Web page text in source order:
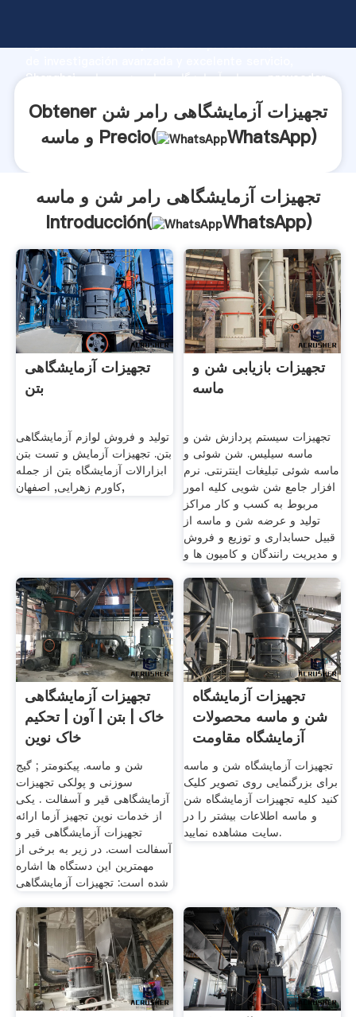
Agarrando fuerte capacidad de producción, fuerza
Shanghai تجهیزات آزمایشگاهی رامر شن و ماسه proveedor
Obtener تجهیزات آزمایشگاهی رامر شن
و ماسه Precio(
WhatsApp)
تجهیزات آزمایشگاهی رامر شن و ماسه
Introducción(
WhatsApp)
تجهیزات آزمایشگاهی
بتن
تولید و فروش لوازم آزمایشگاهی
بتن. تجهیزات آزمایش و تست بتن
ابزارالات آزمایشگاه بتن از جمله
کاورم زهرایی, اصفهان,
تجهیزات بازیابی شن و
ماسه
تجهیزات سیستم پردازش شن و
ماسه سیلیس. شن شوئی و
ماسه شوئی تبلیغات اینترنتی. نرم
افزار جامع شن شویی کلیه امور
مربوط به کسب و کار مراکز
تولید و عرضه شن و ماسه از
قبیل حسابداری و توزیع و فروش
و مدیریت رانندگان و کامیون ها و
تجهیزات آزمایشگاهی
خاک | بتن | آون | تحکیم
خاک نوین
شن و ماسه. پیکنومتر ; گیج
سوزنی و پولکی تجهیزات
آزمایشگاهی قیر و آسفالت . یکی
از خدمات نوین تجهیز آزما ارائه
تجهیزات آزمایشگاهی قیر و
آسفالت است. در زیر به برخی از
مهمترین این دستگاه ها اشاره
شده است: تجهیزات آزمایشگاهی
تجهیزات آزمایشگاه
شن و ماسه محصولات
آزمایشگاه مقاومت
تجهیزات آزمایشگاه شن و ماسه
برای بزرگنمایی روی تصویر کلیک
کنید کلیه تجهیزات آزمایشگاه شن
و ماسه اطلاعات بیشتر را در
سایت مشاهده نمایید.